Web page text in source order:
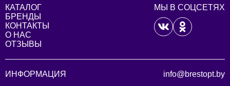
КАТАЛОГ
БРЕНДЫ
КОНТАКТЫ
О НАС
ОТЗЫВЫ
МЫ В СОЦСЕТЯХ
ИНФОРМАЦИЯ info@brestopt.by